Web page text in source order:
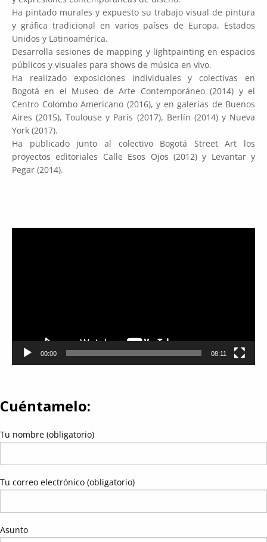
Ha pintado murales y expuesto su trabajo visual de pintura
y gráfica tradicional en varios países de Europa, Estados
Unidos y Latinoamérica.
Desarrolla sesiones de mapping y lightpainting en espacios
públicos y visuales para shows de música en vivo.
Ha realizado exposiciones individuales y colectivas en
Bogotá en el Museo de Arte Contemporáneo (2014) y el
Centro Colombo Americano (2016), y en galerías de Buenos
Aires (2015), Toulouse y París (2017), Berlín (2014) y Nueva
York (2017).
Ha publicado junto al colectivo Bogotá Street Art los
proyectos editoriales Calle Esos Ojos (2012) y Levantar y
Pegar (2014).
00:00 08:11
Cuéntamelo:
Tu nombre (obligatorio)
Tu correo electrónico (obligatorio)
Asunto